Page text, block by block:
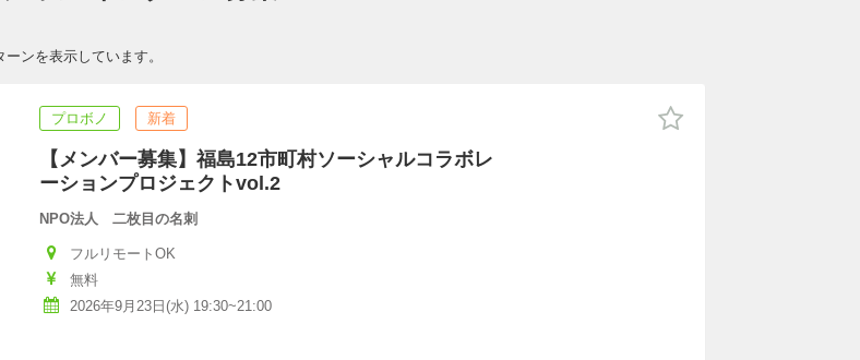
ンを表示しています。
プロボノ 新着
【メンバー募集】福島12市町村ソーシャルコラボレ
ーションプロジェクトvol.2
NPO法人 二枚目の名刺
フルリモートOK
無料
2026年9月23日(水) 19:30~21:00